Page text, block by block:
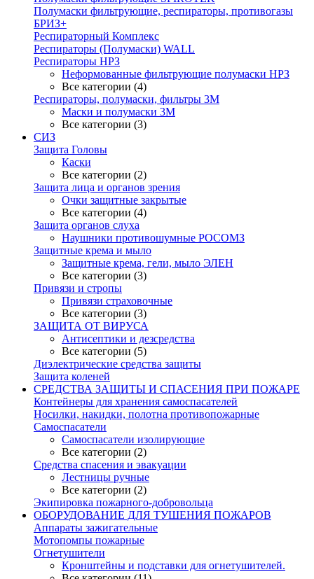
Полумаски фильтрующие, респираторы, противогазы
БРИЗ+
Респираторный Комплекс
Респираторы (Полумаски) WALL
Респираторы НРЗ
Неформованные фильтрующие полумаски НРЗ
Все категории (4)
Респираторы, полумаски, фильтры 3М
Маски и полумаски 3М
Все категории (3)
СИЗ
Защита Головы
Каски
Все категории (2)
Защита лица и органов зрения
Очки защитные закрытые
Все категории (4)
Защита органов слуха
Наушники противошумные РОСОМЗ
Защитные крема и мыло
Защитные крема, гели, мыло ЭЛЕН
Все категории (3)
Привязи и стропы
Привязи страховочные
Все категории (3)
ЗАЩИТА ОТ ВИРУСА
Антисептики и дезсредства
Все категории (5)
Диэлектрические средства защиты
Защита коленей
СРЕДСТВА ЗАЩИТЫ И СПАСЕНИЯ ПРИ ПОЖАРЕ
Контейнеры для хранения самоспасателей
Носилки, накидки, полотна противопожарные
Самоспасатели
Самоспасатели изолирующие
Все категории (2)
Средства спасения и эвакуации
Лестницы ручные
Все категории (2)
Экипировка пожарного-добровольца
ОБОРУДОВАНИЕ ДЛЯ ТУШЕНИЯ ПОЖАРОВ
Аппараты зажигательные
Мотопомпы пожарные
Огнетушители
Кронштейны и подставки для огнетушителей.